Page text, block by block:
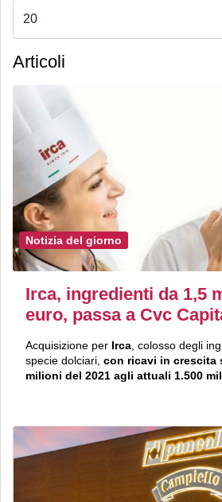
Articoli
Notizia del giorno
Irca, ingredienti da 1,5
euro, passa a Cvc
Acquisizione per Irca , colosso degli
specie dolciari, con ricavi in crescita
milioni del 2021 agli attuali 1.500